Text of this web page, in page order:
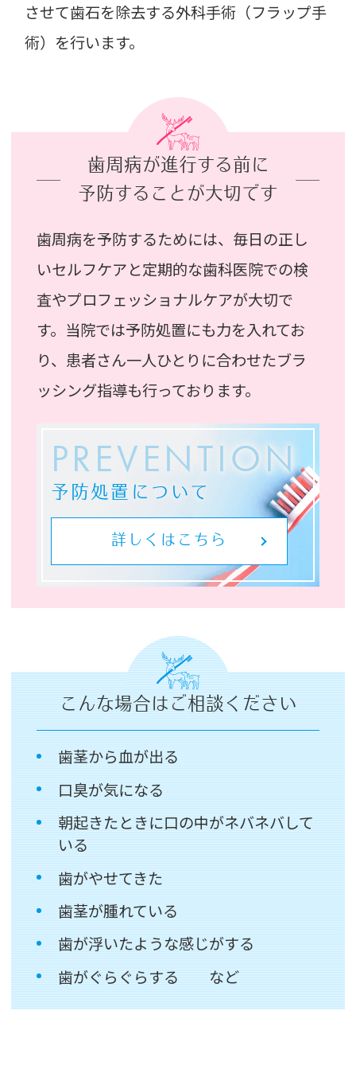
させて歯石を除去する外科手術（フラップ手
術）を行います。
歯周病が進行する前に
予防することが大切です
歯周病を予防するためには、毎日の正し
いセルフケアと定期的な歯科医院での検
査やプロフェッショナルケアが大切で
す。当院では予防処置にも力を入れてお
り、患者さん一人ひとりに合わせたブラ
ッシング指導も行っております。
PREVENTION
予防処置について
詳しくはこちら
こんな場合はご相談ください
歯茎から血が出る
口臭が気になる
朝起きたときに口の中がネバネバして
いる
歯がやせてきた
歯茎が腫れている
歯が浮いたような感じがする
歯がぐらぐらする など